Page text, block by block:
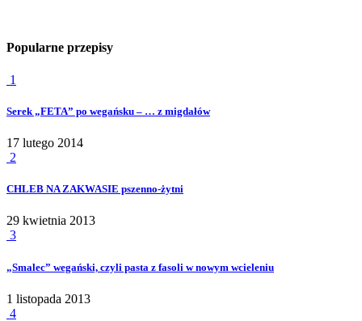
Popularne przepisy
1
Serek „FETA” po wegańsku – … z migdałów
17 lutego 2014
2
CHLEB NA ZAKWASIE pszenno-żytni
29 kwietnia 2013
3
„Smalec” wegański, czyli pasta z fasoli w nowym wcieleniu
1 listopada 2013
4